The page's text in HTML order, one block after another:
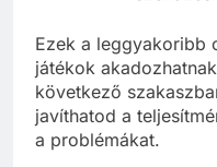
Ezek a leggyakoribb
játékok
következő
javíthatod a
a problémákat.